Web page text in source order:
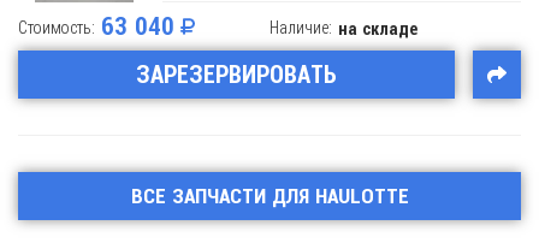
Стоимость: 63 040
ЗАРЕЗЕРВИРОВАТЬ
Наличие: на складе
ВСЕ ЗАПЧАСТИ ДЛЯ HAULOTTE